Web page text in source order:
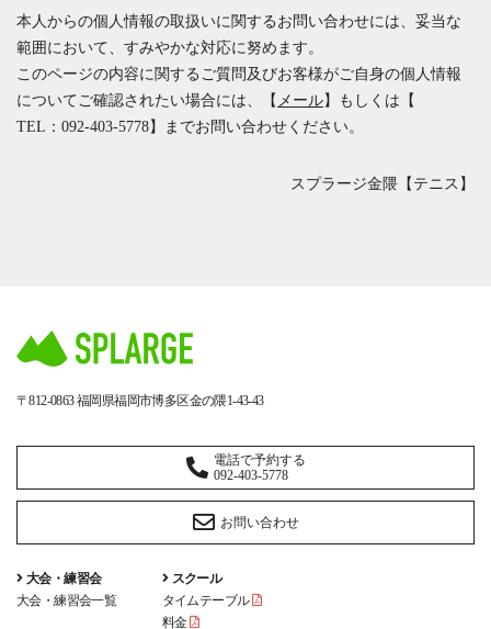
本人からの個人情報の取扱いに関するお問い合わせには、妥当な
範囲において、すみやかな対応に努めます。
このページの内容に関するご質問及びお客様がご自身の個人情報
についてご確認されたい場合には、【 メール】もしくは【
TEL：092-403-5778】までお問い合わせください。
スプラージ金隈【テニス】
〒812-0863福岡県福岡市博多区金の隈1-43-43
電話で予約する
092-403-5778
お問い合わせ
大会・練習会
大会・練習会一覧
スクール
タイムテーブル
料金